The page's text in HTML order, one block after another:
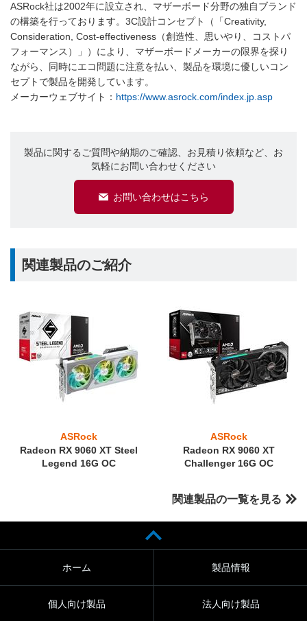
ASRock社は2002年に設立され、マザーボード分野の独自ブランド
の構築を行っております。3C設計コンセプト（「Creativity,
Consideration, Cost-effectiveness（創造性、思いやり、コストパ
フォーマンス）」）により、マザーボードメーカーの限界を探り
ながら、同時にエコ問題に注意を払い、製品を環境に優しいコン
セプトで製品を開発しています。
メーカーウェブサイト： https://www.asrock.com/index.jp.asp
製品に関するご質問や納期のご確認、お見積り依頼など、お
気軽にお問い合わせください
お問い合わせはこちら
関連製品のご紹介
ASRock
Radeon RX 9060 XT Steel
Legend 16G OC
ASRock
Radeon RX 9060 XT
Challenger 16G OC
関連製品の一覧を見る
ホーム 製品情報
個人向け製品 法人向け製品